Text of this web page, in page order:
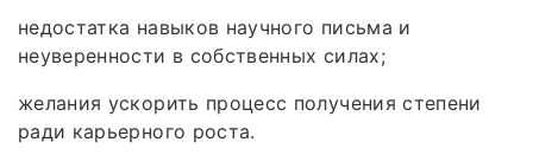
недостатка навыков научного письма и
неуверенности в собственных силах;
желания ускорить процесс получения степени
ради карьерного роста.